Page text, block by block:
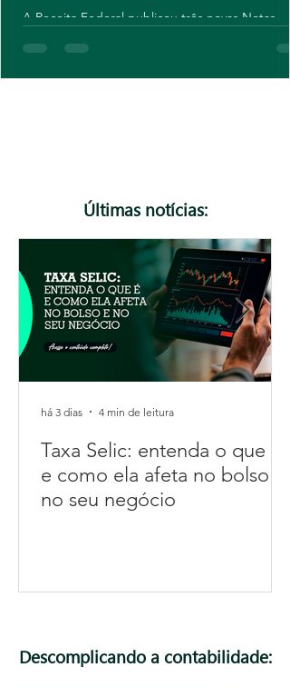
A Receita Federal publicou três novas Notas
validação atualizadas e novos campos para
contribuintes do IBS e da CBS. Embora o ajuste
Últimas notícias:
Taxa Selic: entenda o que é
e como ela afeta no bolso e
no seu negócio
há 3 dias 4 min de leitura
Descomplicando a contabilidade: